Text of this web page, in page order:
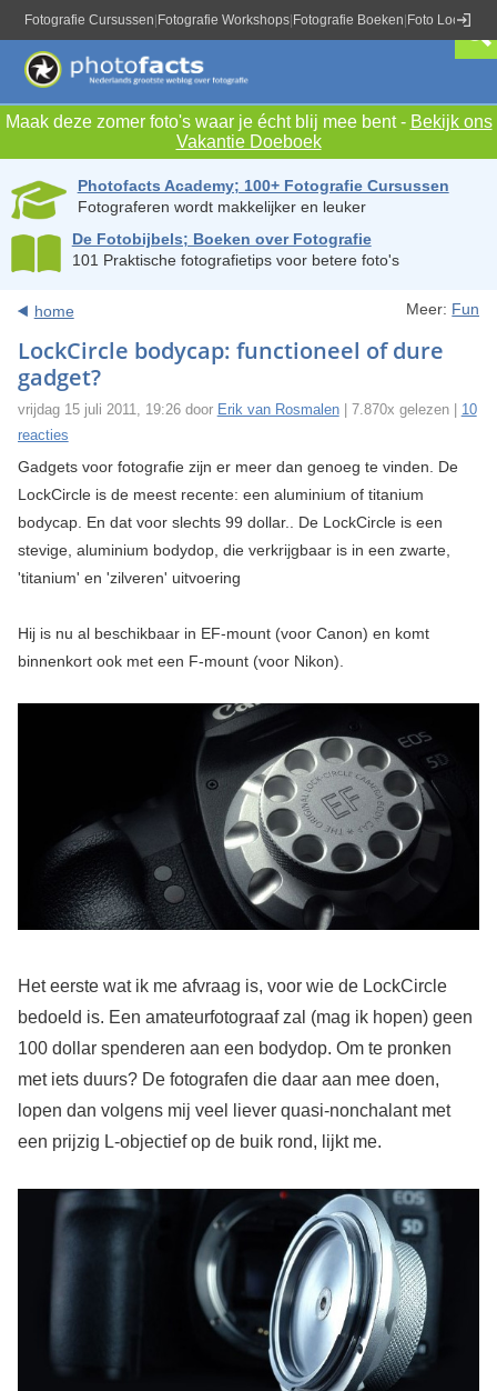
Fotografie Cursussen Fotografie Workshops Fotografie Boeken Foto Locaties
Maak deze zomer foto's waar je écht blij mee bent - Bekijk ons
Vakantie Doeboek
Photofacts Academy; 100+ Fotografie Cursussen
Fotograferen wordt makkelijker en leuker
De Fotobijbels; Boeken over Fotografie
101 Praktische fotografietips voor betere foto's
home Meer: Fun
LockCircle bodycap: functioneel of dure
gadget?
vrijdag 15 juli 2011, 19:26 door Erik van Rosmalen| 7.870x gelezen | 10
reacties
Gadgets voor fotografie zijn er meer dan genoeg te vinden. De
LockCircle is de meest recente: een aluminium of titanium
bodycap. En dat voor slechts 99 dollar.. De LockCircle is een
stevige, aluminium bodydop, die verkrijgbaar is in een zwarte,
'titanium' en 'zilveren' uitvoering
Hij is nu al beschikbaar in EF-mount (voor Canon) en komt
binnenkort ook met een F-mount (voor Nikon).
Het eerste wat ik me afvraag is, voor wie de LockCircle
bedoeld is. Een amateurfotograaf zal (mag ik hopen) geen
100 dollar spenderen aan een bodydop. Om te pronken
met iets duurs? De fotografen die daar aan mee doen,
lopen dan volgens mij veel liever quasi-nonchalant met
een prijzig L-objectief op de buik rond, lijkt me.